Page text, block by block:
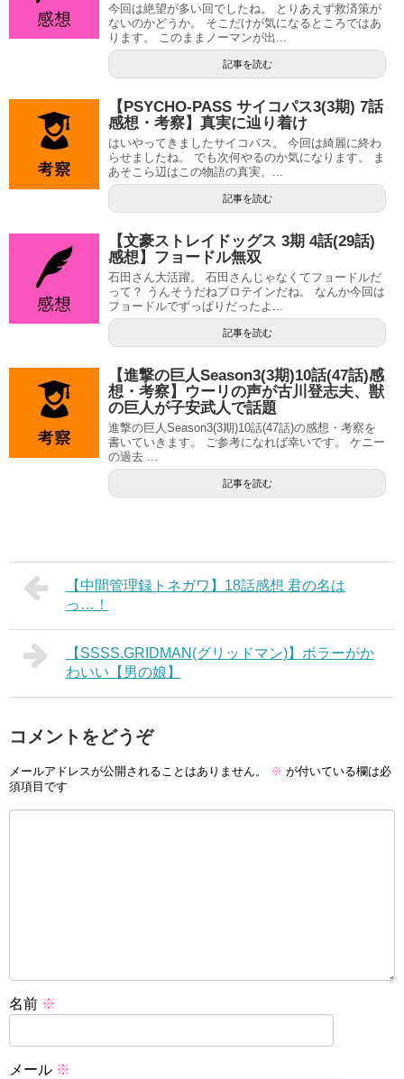
今回は絶望が多い回でしたね。 とりあえず救済策が
ないのかどうか。 そこだけが気になるところではあ
ります。 このままノーマンが出...
記事を読む
【PSYCHO-PASS サイコパス3(3期) 7話
感想・考察】真実に辿り着け
はいやってきましたサイコパス。 今回は綺麗に終わ
らせましたね。 でも次何やるのか気になります。 ま
あそこら辺はこの物語の真実。...
記事を読む
【文豪ストレイドッグス 3期 4話(29話)
感想】フョードル無双
石田さん大活躍。 石田さんじゃなくてフョードルだ
って？ うんそうだねプロテインだね。 なんか今回は
フョードルでずっぱりだったよ...
記事を読む
【進撃の巨人Season3(3期)10話(47話)感
想・考察】ウーリの声が古川登志夫、獣
の巨人が子安武人で話題
進撃の巨人Season3(3期)10話(47話)の感想・考察を
書いていきます。 ご参考になれば幸いです。 ケニー
の過去 ...
記事を読む
【中間管理録トネガワ】18話感想 君の名は
っ…！
【SSSS.GRIDMAN(グリッドマン)】ボラーがか
わいい【男の娘】
コメントをどうぞ
メールアドレスが公開されることはありません。 ※ が付いている欄は必
須項目です
名前 ※
メール ※